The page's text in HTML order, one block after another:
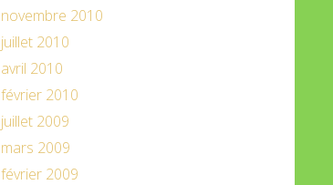
novembre 2010
juillet 2010
avril 2010
février 2010
juillet 2009
mars 2009
février 2009